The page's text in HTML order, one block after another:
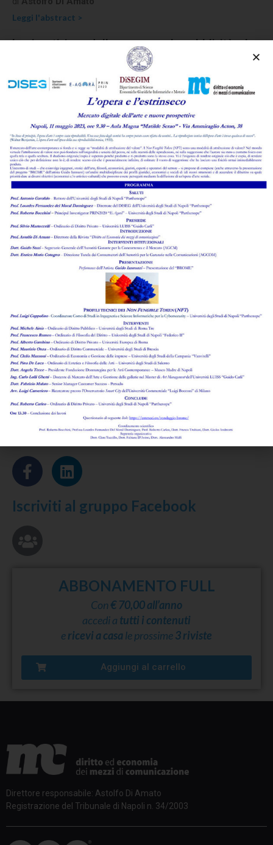
Leggi l'abstract >
La ripartizione della spesa per la pubblicità e la
comunicazione istituzionale tra i media:
l’European Media Freedom Act contro la
strumentalizzazione politica
Paola Verrusio
Leggi l'abstract >
Il lavoro di fronte alla sfida dell’intelligenza
artificiale: la via italiana alla regolazione del
fenomeno tra opportunità e meccanismi di
tutela, individuali e collettivi
diMarcello D'Aponte
Leggi l'abstract >
Allucinazioni dell’IA e difese giudiziali al banco di
prova della lite temeraria
Giovanni Agrusti
Rassegna di giurisprudenza commentata
diGiovanni Agrusti
Leggi l'abstract >
Rassegna di legislazione e regolamentazione
diAnna Papa
Leggi l'abstract >
Seguici su
Iscriviti al gruppo Facebook
ABBONAMENTO FULL
Con € 70,00 all’anno
accedi a tutti i contenuti
ericevi a casale prossime3 riviste
Aggiungi al carrello
Direttore responsabile: Astolfo Di Amato
Registrazione del Tribunale di Napoli n. 34/2003